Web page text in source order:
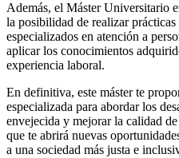
Además, el Máster Universitario
la posibilidad de realizar
especializados en atención a
aplicar los conocimientos
experiencia laboral.
En definitiva, este máster te
especializada para abordar los
envejecida y mejorar la calidad
que te abrirá nuevas
a una sociedad más justa e